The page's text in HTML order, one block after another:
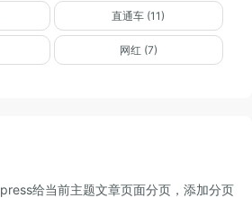
直通车 (11)
网红 (7)
给当前主题文章页面分页，添加分页